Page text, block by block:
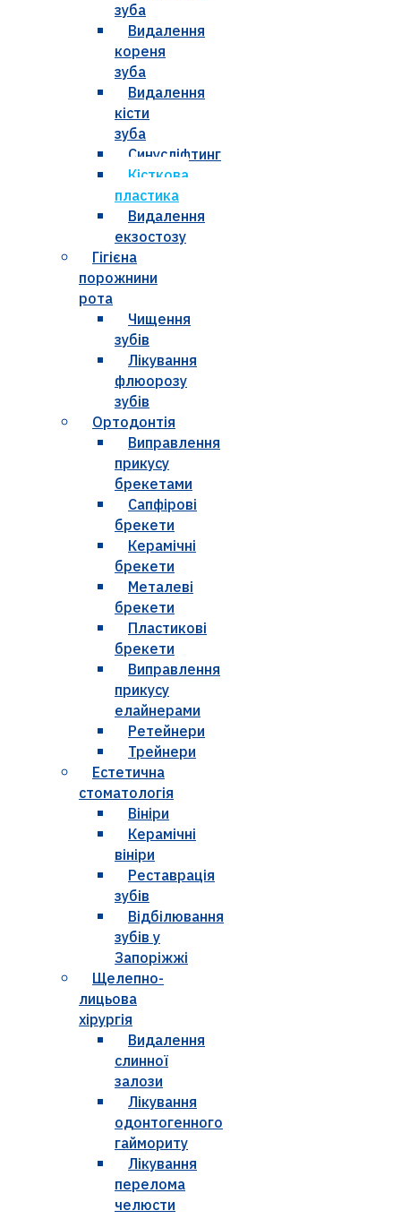
зуба
Видалення
кореня
зуба
Видалення
кісти
зуба
Синусліфтинг
Кісткова
пластика
Видалення
екзостозу
Гігієна
порожнини
рота
Чищення
зубів
Лікування
флюорозу
зубів
Ортодонтія
Виправлення
прикусу
брекетами
Сапфірові
брекети
Керамічні
брекети
Металеві
брекети
Пластикові
брекети
Виправлення
прикусу
елайнерами
Ретейнери
Трейнери
Естетична
стоматологія
Вініри
Керамічні
вініри
Реставрація
зубів
Відбілювання
зубів у
Запоріжжі
Щелепно-
лицьова
хірургія
Видалення
слинної
залози
Лікування
одонтогенного
гаймориту
Лікування
перелома
челюсти